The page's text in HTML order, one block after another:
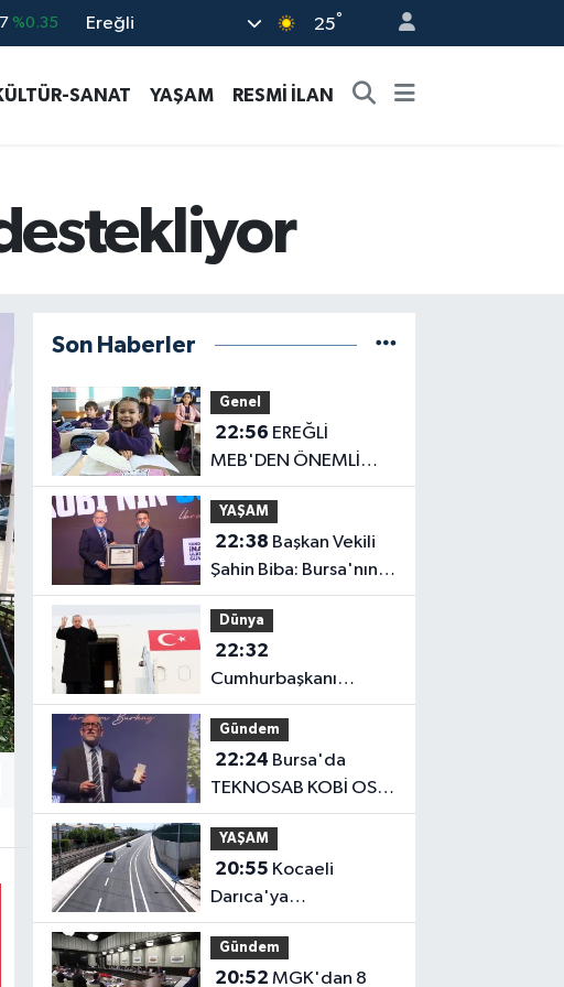
%0.29
Ereğli 25°
SANAT YAŞAM RESMİ İLAN
Son Haberler
Genel
22:56
MEB'DEN ÖNEMLİ
AÇIKLAMA
YAŞAM
22:38
Şahin Biba: Bursa'nın
geleceğini bütüncül
anlayışla planlıyoruz
Dünya
22:32
Cumhurbaşkanı
Erdoğan, Suudi
Arabistan yolcusu
Gündem
22:24
TEKNOSAB KOBİ OSB
tanıtıldı... Bursa'nın
kalkınma
yolculuğunda yeni
dönem
YAŞAM
20:55
Darıca'ya
Büyükşehir'den
modern ulaşım yatırımı
Gündem
20:52 MGK'dan 8